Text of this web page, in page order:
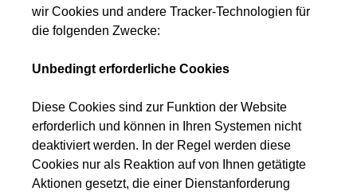
wir Cookies und andere Tracker-Technologien für
die folgenden Zwecke:
Unbedingt erforderliche Cookies
Diese Cookies sind zur Funktion der Website
erforderlich und können in Ihren Systemen nicht
deaktiviert werden. In der Regel werden diese
Cookies nur als Reaktion auf von Ihnen getätigte
Aktionen gesetzt, die einer Dienstanforderung